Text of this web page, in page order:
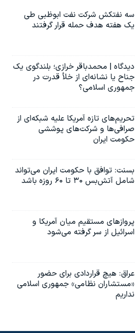
سه نفتکش شرکت نفت ابوظبی طی
یک هفته هدف حمله قرار گرفتند
دیدگاه | محمدباقر خرازی؛ بلندگوی یک
جناح یا نشانه‌ای از خلأ قدرت در
جمهوری اسلامی؟
تحریم‌های تازه آمریکا علیه شبکه‌ای از
صرافی‌ها و شرکت‌های پوششی
حکومت ایران
بسنت: توافق با حکومت ایران می‌تواند
شامل آتش‌بس ۳۰ تا ۶۰ روزه باشد
پروازهای مستقیم میان آمریکا و
اسرائیل از سر گرفته می‌شود
عراق: هیچ قراردادی برای حضور
«مستشاران نظامی» جمهوری اسلامی
نداریم